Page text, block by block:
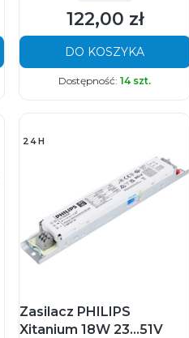
Cena
122,00 zł
DO KOSZYKA
Dostępność:14 szt.
24H
Zasilacz PHILIPS
Xitanium 18W 23...51V